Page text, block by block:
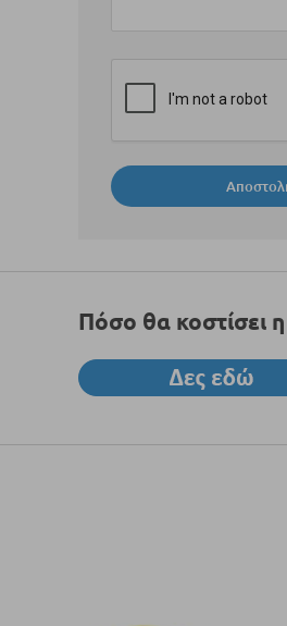
Πόσο θα κοστίσει